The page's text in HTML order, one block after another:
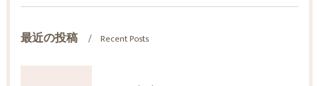
最近の投稿 Recent Posts